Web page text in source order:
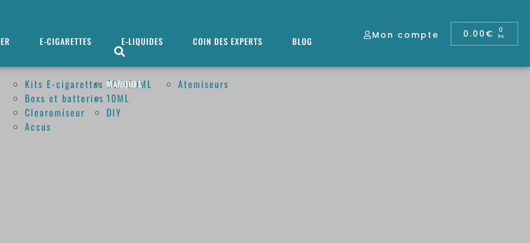
E-CIGARETTES
Kits E-cigarettes
Boxs et batteries
Clearomiseur
Accus
E-LIQUIDES
50/100ML
10ML
DIY
COIN DES EXPERTS
Atomiseurs
BLOG
MARQUES
Mon compte 0.00 € 0